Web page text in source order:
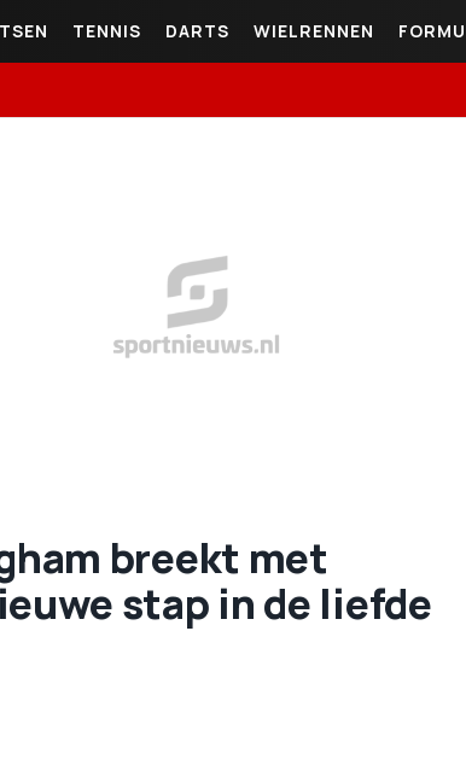
TENNIS DARTS WIELRENNEN
breekt met
stap in de liefde